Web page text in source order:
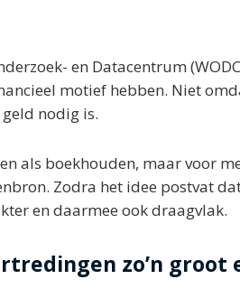
en Datacentrum
motief hebben. Niet
nodig is.
als boekhouden, maar voor
Zodra het idee postvat
en daarmee ook draagvlak.
zo’n groot